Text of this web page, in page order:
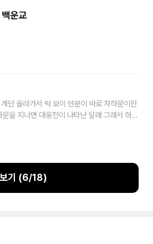
운교
단 올라가서 딱 보이 던분이 바로 자하문이란
을 지나면 대웅전이 나타난 달래 그래서 하나
다 그런 의미를 담고 있습니다 아 임진왜란중
플에 탔죠 그래서 이 건물은 1781년에 다시 세
이것을 지나서 이제 본격적으로 불 국정 토로
니다 자하문에서 오른쪽을 한번 보니까 도쿄
기 (6/18)